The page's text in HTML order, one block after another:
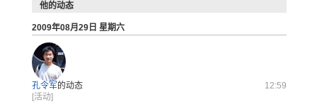
他的动态
2009年08月29日 星期六
孔令军的动态
12:59
[活动]